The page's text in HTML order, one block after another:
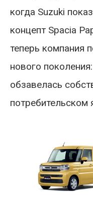
когда Suzuki
концепт Spacia
теперь компания
нового
обзавелась
потребительском